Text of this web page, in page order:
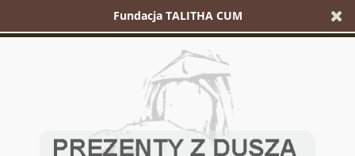
Fundacja TALITHA CUM